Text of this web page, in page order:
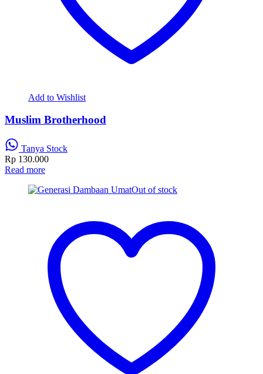
Add to Wishlist
Muslim Brotherhood
Tanya Stock
Rp 130.000
Read more
Out of stock